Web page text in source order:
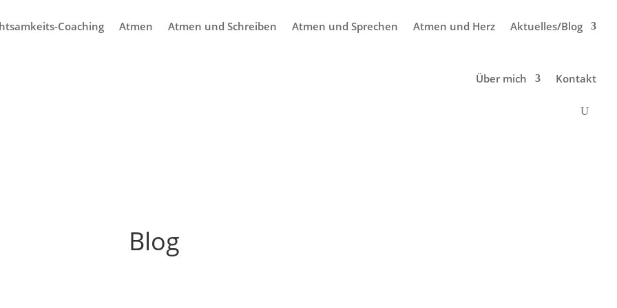
Coaching Atmen Atmen und Schreiben Atmen und Sprechen Atmen und Herz Aktuelles/Blog
Über mich Kontakt
Blog